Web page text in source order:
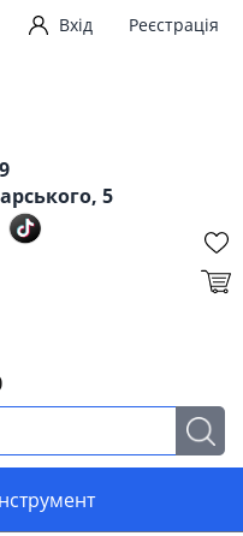
Вхід Реєстрація
5